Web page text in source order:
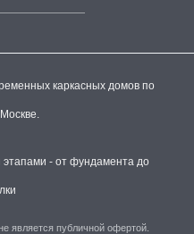
каркасных домов по
- от фундамента до
является публичной офертой.